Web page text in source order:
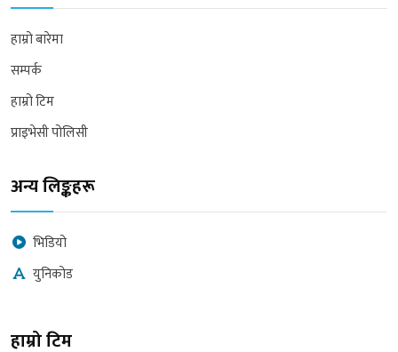
हाम्रो बारेमा
सम्पर्क
हाम्रो टिम
प्राइभेसी पोलिसी
अन्य लिङ्कहरू
भिडियो
युनिकोड
हाम्रो टिम